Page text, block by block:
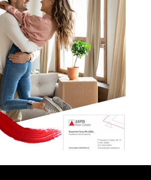
αφορά την επικοινωνία μέσω της ενεργής
του άλλου ώστε μέσα από μια
διαρθρωμένη διαδικασία να αισθανθεί
ακουστεί. Όταν ένας άνθρωπος αισθανθεί
τότε μειώνονται σημαντικά οι πιθανότητες
Ο κύκλος ειρήνης αφορά τις
120 και πλέον ώρες του προγράμματος (οι
αφορούν την εκπαίδευση Ειρηνοποιού,
κλπ). Το πρόγραμμα αφορά και
σε κρατούμενους όσο και σε
στις φυλακές.